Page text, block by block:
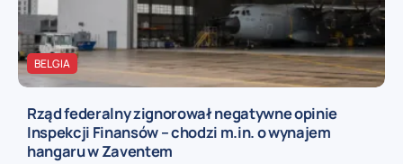
BELGIA
Rząd federalny zignorował negatywne opinie
Inspekcji Finansów – chodzi m.in. o wynajem
hangaru w Zaventem